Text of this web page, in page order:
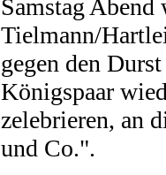
Samstag
Tielmann/
gegen den
Königspaar
zelebrieren, an
und Co.".